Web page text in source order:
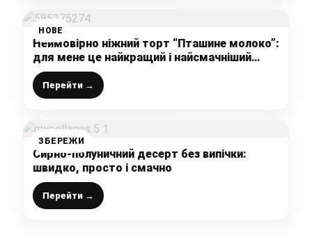
НОВЕ
Неймовірно ніжний торт “Пташине молоко”:
для мене це найкращий і найсмачніший
рецепт (готую на желатині)
Перейти →
ЗБЕРЕЖИ
Сирно-полуничний десерт без випічки:
швидко, просто і смачно
Перейти →